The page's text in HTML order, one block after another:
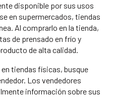
disponible por sus usos
en supermercados, tiendas
Al comprarlo en la tienda,
de prensado en frío y
de alta calidad.
tiendas físicas, busque
Los vendedores
información sobre sus